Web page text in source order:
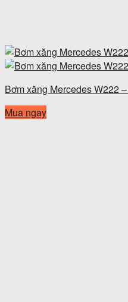
Bơm xăng Mercedes W222
Mua ngay